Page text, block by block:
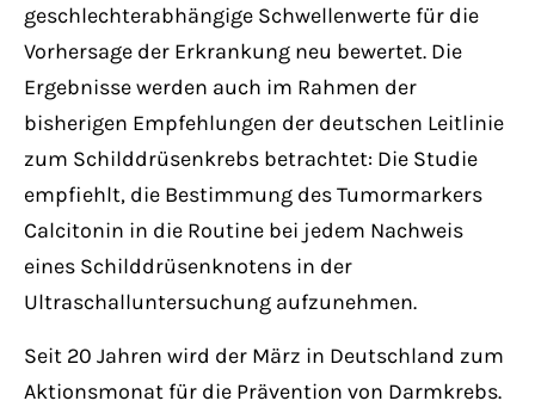
geschlechterabhängige Schwellenwerte für die
Vorhersage der Erkrankung neu bewertet. Die
Ergebnisse werden auch im Rahmen der
bisherigen Empfehlungen der deutschen Leitlinie
zum Schilddrüsenkrebs betrachtet: Die Studie
empfiehlt, die Bestimmung des Tumormarkers
Calcitonin in die Routine bei jedem Nachweis
eines Schilddrüsenknotens in der
Ultraschalluntersuchung aufzunehmen.
Seit 20 Jahren wird der März in Deutschland zum
Aktionsmonat für die Prävention von Darmkrebs.